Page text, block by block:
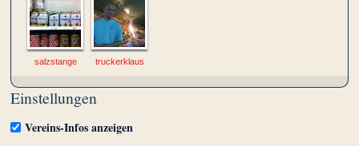
salzstange truckerklaus
Einstellungen
Vereins-Infos anzeigen